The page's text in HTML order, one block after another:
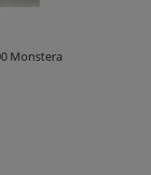
Monstera